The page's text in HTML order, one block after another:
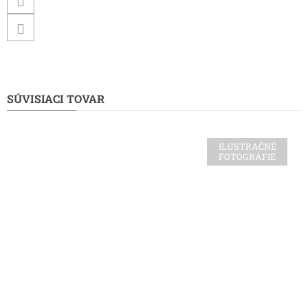
SÚVISIACI TOVAR
ILUSTRAČNÉ
FOTOGRAFIE